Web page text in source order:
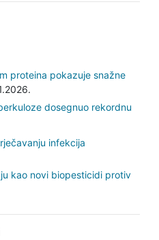
proteina pokazuje snažne
dosegnuo rekordnu
infekcija
kao novi biopesticidi protiv